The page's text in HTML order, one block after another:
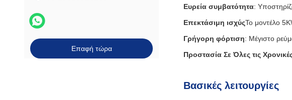
Επαφή τώρα
Ευρεία συμβατότητα:
Επεκτάσιμη ισχύςΤο μοντέλο
Γρήγορη φόρτιση: Μέγιστο
Προστασία Σε Όλες τις
Βασικές λειτουργίες